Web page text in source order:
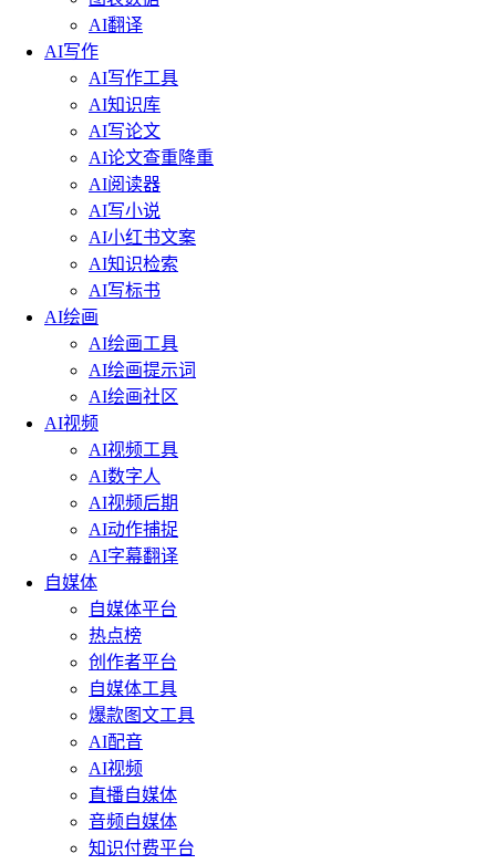
AI翻译
AI写作
AI写作工具
AI知识库
AI写论文
AI论文查重降重
AI阅读器
AI写小说
AI小红书文案
AI知识检索
AI写标书
AI绘画
AI绘画工具
AI绘画提示词
AI绘画社区
AI视频
AI视频工具
AI数字人
AI视频后期
AI动作捕捉
AI字幕翻译
自媒体
自媒体平台
热点榜
创作者平台
自媒体工具
爆款图文工具
AI配音
AI视频
直播自媒体
音频自媒体
知识付费平台